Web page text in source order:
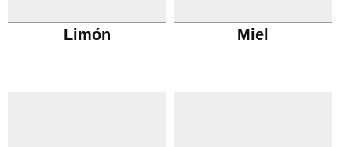
Limón Miel